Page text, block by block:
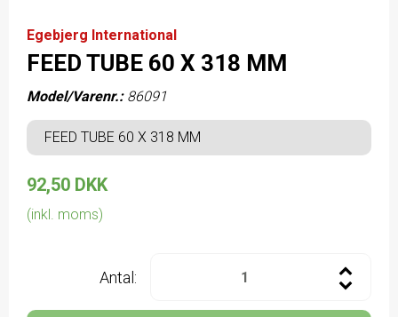
Egebjerg International
FEED TUBE 60 X 318 MM
Model/Varenr.: 86091
FEED TUBE 60 X 318 MM
92,50 DKK
(inkl. moms)
Antal: